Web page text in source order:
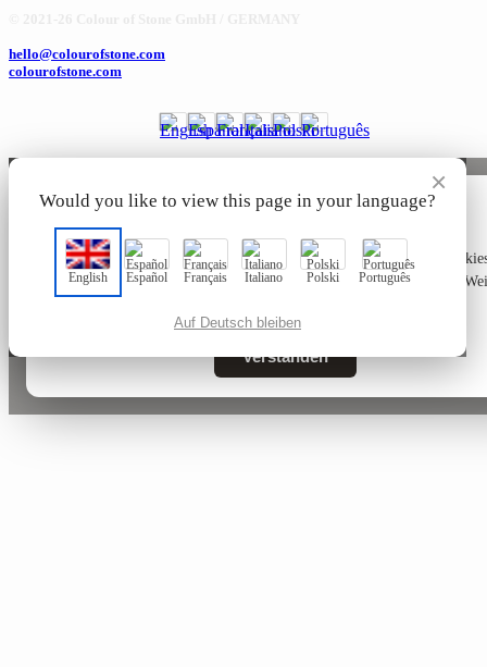
hello@colourofstone.com
colourofstone.com
×
Would you like to view this page in your language?
English Español Français Italiano Polski Português
Auf Deutsch bleiben
🍪
Diese Website verwendet ausschließlich technisch notwendige
den Betrieb der Seite – keine Tracking- oder Marketing-Cookies.
Verstanden